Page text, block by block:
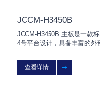
JCCM-H3450B
JCCM-H3450B 主板是一款
4号平台设计，具备丰富的外
用于党政、金融、能源
查看详情